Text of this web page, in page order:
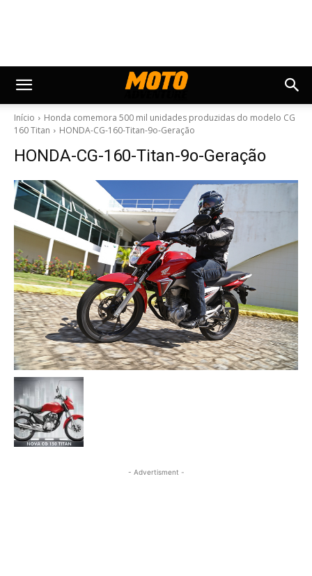
Início
Honda comemora 500 mil unidades produzidas do modelo CG
160 Titan
HONDA-CG-160-Titan-9o-Geração
HONDA-CG-160-Titan-9o-Geração
- Advertisment -